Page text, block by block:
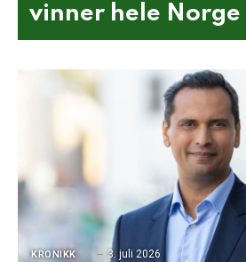
vinner hele Norge
KRONIKK 3. juli 2026